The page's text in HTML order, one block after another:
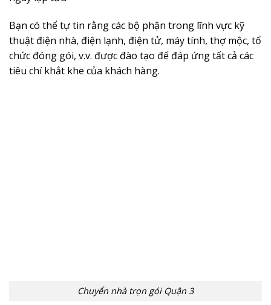
Bạn có thể tự tin rằng các bộ phận trong lĩnh vực kỹ
thuật điện nhà, điện lạnh, điện tử, máy tính, thợ mộc, tổ
chức đóng gói, v.v. được đào tạo để đáp ứng tất cả các
tiêu chí khắt khe của khách hàng.
Chuyển nhà trọn gói Quận 3